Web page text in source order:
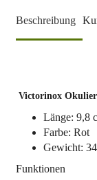
Beschreibung
Victorinox
Länge: 9,8
Farbe: Rot
Gewicht:
Funktionen